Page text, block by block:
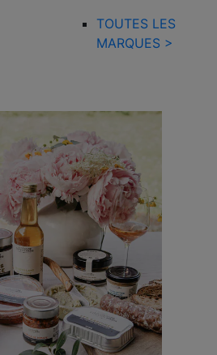
TOUTES LES
MARQUES >